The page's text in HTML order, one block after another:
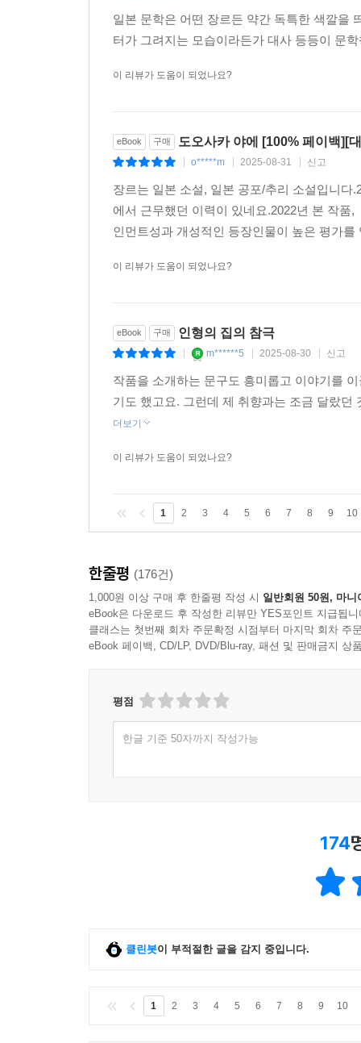
일본 문학은 어떤 장르든 약간 독특한 색깔을
터가 그려지는 모습이라든가 대사 등등이 문
이 리뷰가 도움이 되었나요?
eBook 구매 도오사카 야에 [100% 페이백][
o*****m 2025-08-31 신고
장르는 일본 소설, 일본 공포/추리 소설입니
에서 근무했던 이력이 있네요.2022년 본 작품
인먼트성과 개성적인 등장인물이 높은 평가
이 리뷰가 도움이 되었나요?
eBook 구매 인형의 집의 참극
m******5 2025-08-30 신고
작품을 소개하는 문구도 흥미롭고 이야기를
기도 했고요. 그런데 제 취향과는 조금 달랐
더보기
이 리뷰가 도움이 되었나요?
1 2 3 4 5 6 7 8 9 10
한줄평 (176건)
1,000원 이상 구매 후 한줄평 작성 시 일반회원 50원, 마니
eBook은 다운로드 후 작성한 리뷰만 YES포인트 지급됩니
클래스는 첫번째 회차 주문확정 시점부터 마지막 회차 주
eBook 페이백, CD/LP, DVD/Blu-ray, 패션 및 판매금지 상
평점
한글 기준 50자까지 작성가능
174
클린봇이 부적절한 글을 감지 중입니다.
1 2 3 4 5 6 7 8 9 10